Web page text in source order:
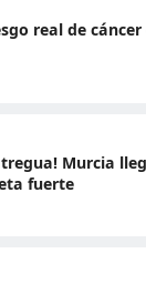
real de
Murcia
fuerte